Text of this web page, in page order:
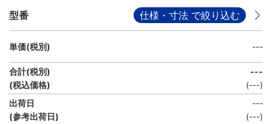
型番 仕様・寸法 で絞り込む
単価(税別) ---
合計(税別)
(税込価格)
---
(---)
出荷日
(参考出荷日)
---
(---)